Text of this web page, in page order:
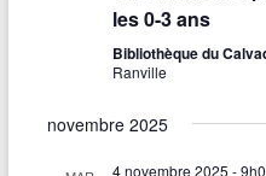
les 0-3 ans
Bibliothèque du
Ranville
novembre 2025
4 novembre 2025 -